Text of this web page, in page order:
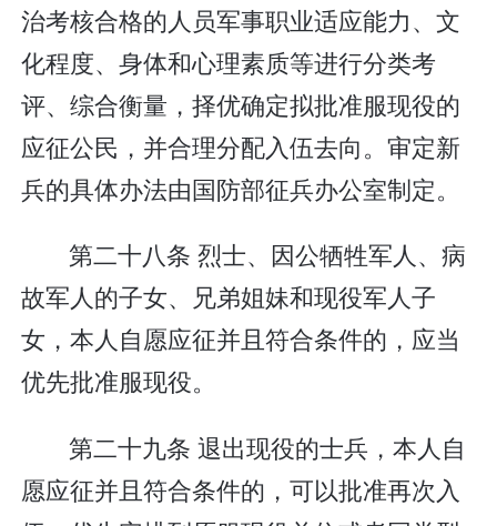
治考核合格的人员军事职业适应能力、文
化程度、身体和心理素质等进行分类考
评、综合衡量，择优确定拟批准服现役的
应征公民，并合理分配入伍去向。审定新
兵的具体办法由国防部征兵办公室制定。
第二十八条 烈士、因公牺牲军人、病
故军人的子女、兄弟姐妹和现役军人子
女，本人自愿应征并且符合条件的，应当
优先批准服现役。
第二十九条 退出现役的士兵，本人自
愿应征并且符合条件的，可以批准再次入